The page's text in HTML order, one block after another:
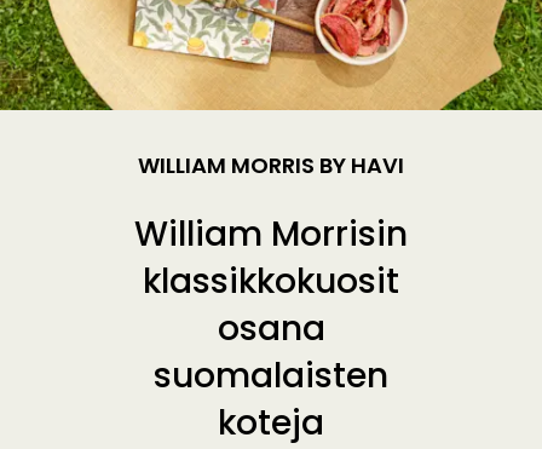
WILLIAM MORRIS BY HAVI
William Morrisin
klassikkokuosit
osana
suomalaisten
koteja